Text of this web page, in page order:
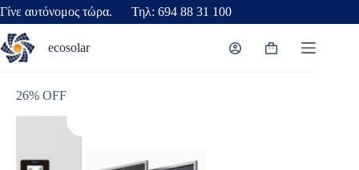
Γίνε αυτόνομος τώρα. Τηλ: 694 88 31 100
ecosolar
26% OFF